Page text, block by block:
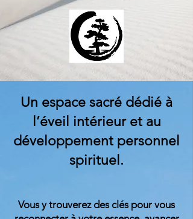
Un espace sacré dédié à
l’éveil intérieur et au
développement personnel
spirituel.
Vous y trouverez des clés pour vous